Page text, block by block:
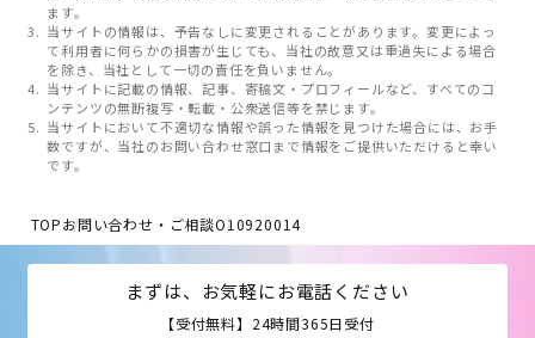
ます。
当サイトの情報は、予告なしに変更されることがあります。変更によっ
て利用者に何らかの損害が生じても、当社の故意又は重過失による場合
を除き、当社として一切の責任を負いません。
当サイトに記載の情報、記事、寄稿文・プロフィールなど、すべてのコ
ンテンツの無断複写・転載・公衆送信等を禁じます。
当サイトにおいて不適切な情報や誤った情報を見つけた場合には、お手
数ですが、当社のお問い合わせ窓口まで情報をご提供いただけると幸い
です。
TOPお問い合わせ・ご相談O10920014
まずは、お気軽にお電話ください
【受付無料】24時間365日受付